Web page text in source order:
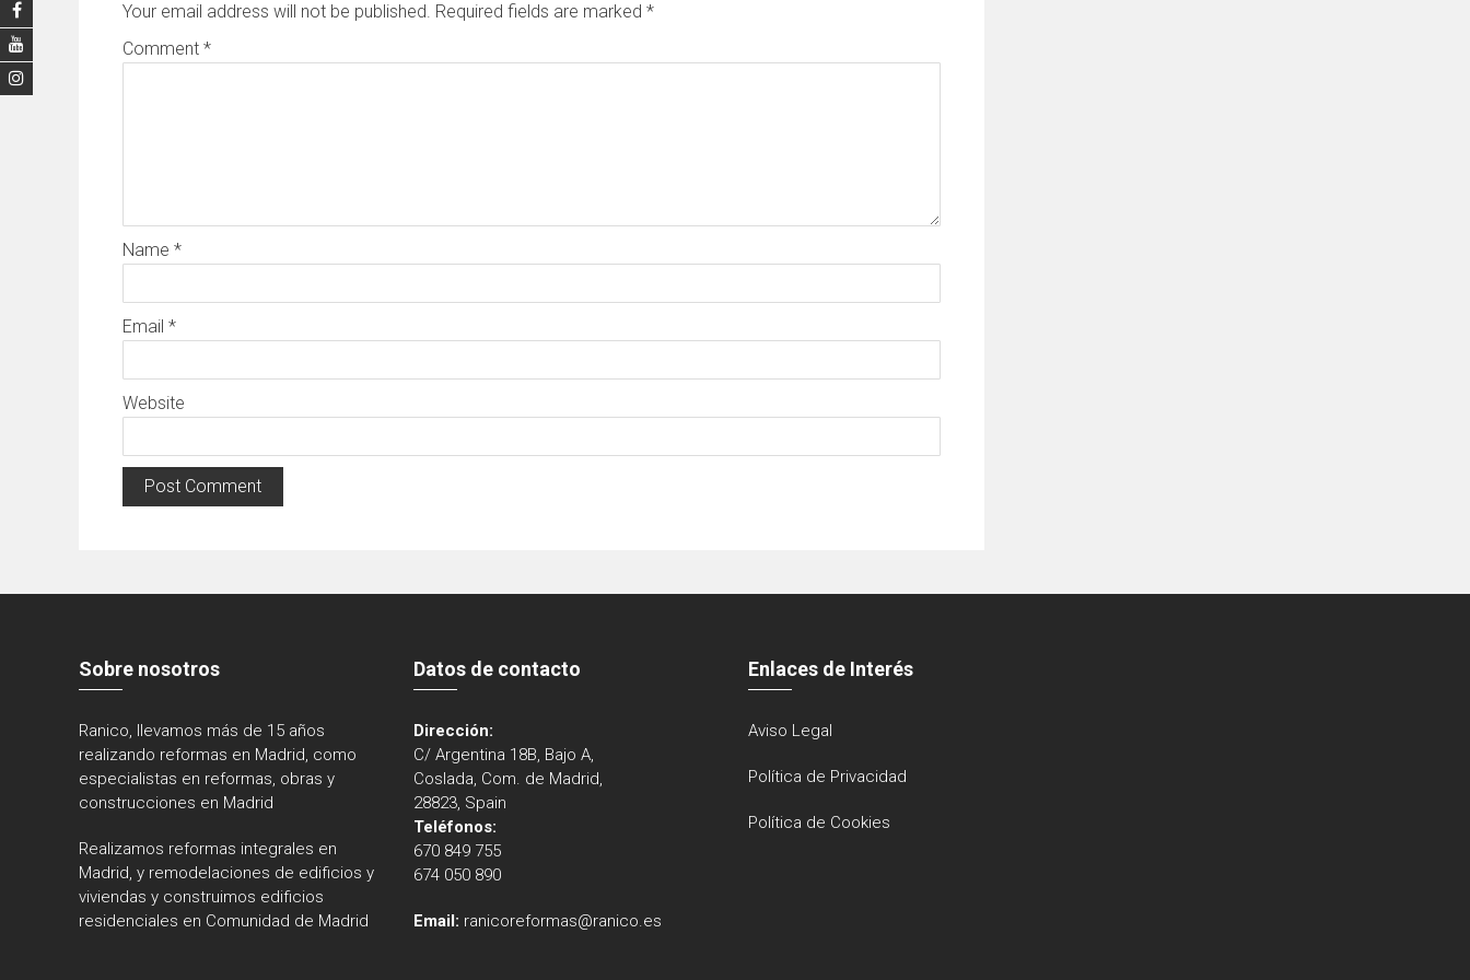
Your email address will not be published. Required fields are marked *
Comment *
Name *
Email *
Website
Sobre nosotros
Ranico, llevamos más de 15 años
realizando reformas en Madrid, como
especialistas en reformas, obras y
construcciones en Madrid
Realizamos reformas integrales en
Madrid, y remodelaciones de edificios y
viviendas y construimos edificios
residenciales en Comunidad de Madrid
Datos de contacto
Dirección:
C/ Argentina 18B, Bajo A,
Coslada, Com. de Madrid,
28823, Spain
Teléfonos:
670 849 755
674 050 890
Email: ranicoreformas@ranico.es
Enlaces de Interés
Aviso Legal
Política de Privacidad
Política de Cookies